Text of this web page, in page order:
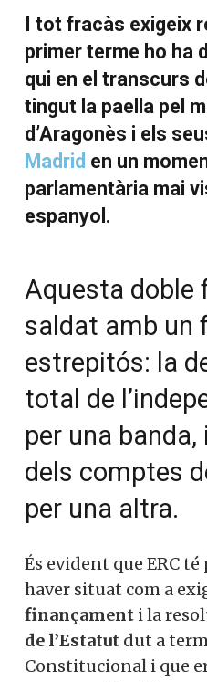
I tot fracàs exigeix
primer terme ho ha
qui en el transcurs
tingut la paella pel
d’Aragonès i els
Madrid en un
parlamentària mai
espanyol.
Aquesta doble
saldat amb un
estrepitós: la
total de
per una
dels comptes
per una altra.
És evident que ERC
haver situat com a
finançament i la
de l’Estatut dut a
Constitucional i que